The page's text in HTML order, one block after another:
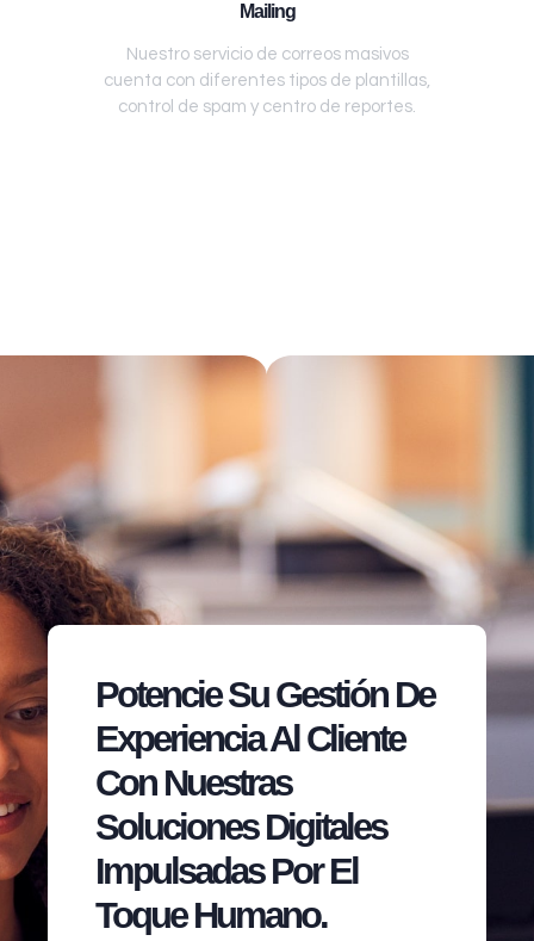
Mailing
Nuestro servicio de correos masivos
cuenta con diferentes tipos de plantillas,
control de spam y centro de reportes.
Potencie Su Gestión De
Experiencia Al Cliente
Con Nuestras
Soluciones Digitales
Impulsadas Por El
Toque Humano.